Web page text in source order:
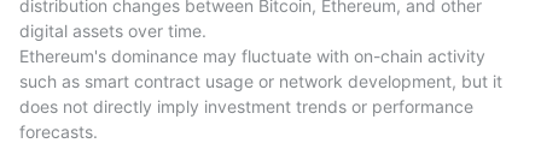
Kuinka lukea Bitcoinin (BTC) markkina-arvon
dominanssikaaviota
The Bitcoin (BTC) market cap dominance chart
presents continuously updated market data showing
distribution changes between Bitcoin, Ethereum, and other
digital assets over time.
Ethereum's dominance may fluctuate with on-chain activity
such as smart contract usage or network development, but it
does not directly imply investment trends or performance
forecasts.